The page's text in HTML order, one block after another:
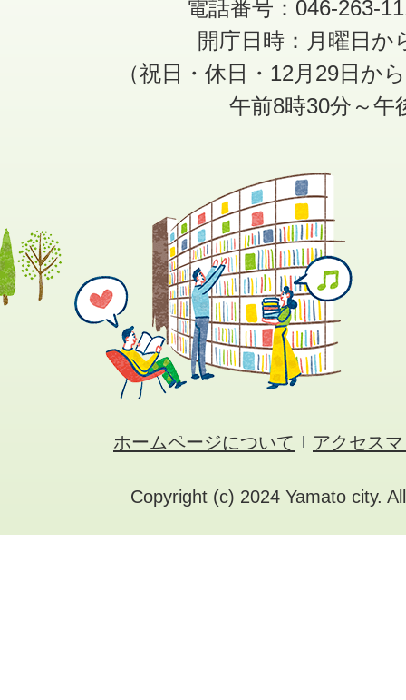
電話番号：046-263-
開庁日時：月曜日か
（祝日・休日・12月29日か
午前8時30分～午
ホームページについて アクセス
Copyright (c) 2024 Yamato city.